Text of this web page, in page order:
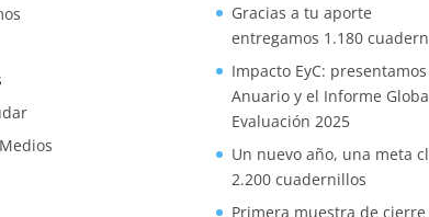
Gracias a tu aporte
entregamos 1.180
Impacto EyC:
Anuario y el Informe
Evaluación 2025
Un nuevo año, una meta
2.200 cuadernillos
Primera muestra de cierre